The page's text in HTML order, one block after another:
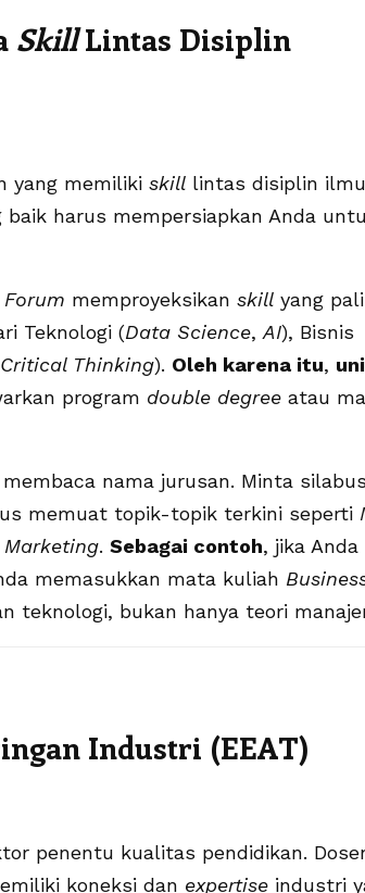
SkillLintas Disiplin
yang memiliki skill lintas disiplin
harus mempersiapkan Anda
memproyeksikan skill yang
Teknologi (Data Science, AI), Bisnis
Critical Thinking). Oleh karena itu,
program double degree atau
nama jurusan. Minta
memuat topik-topik terkini seperti
. Sebagai contoh, jika
memasukkan mata kuliah
teknologi, bukan hanya teori
Industri (EEAT)
penentu kualitas pendidikan.
koneksi dan expertise industri